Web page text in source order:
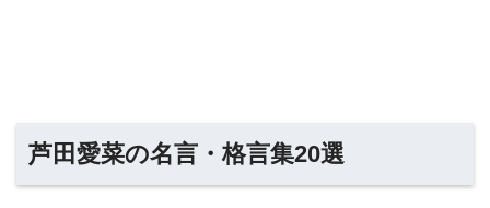
芦田愛菜の名言・格言集20選